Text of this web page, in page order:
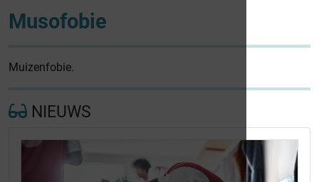
Musofobie
Muizenfobie.
NIEUWS